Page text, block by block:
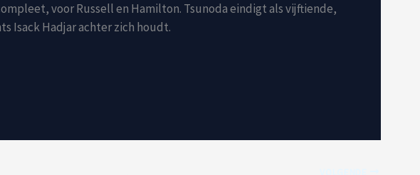
voor Russell en Hamilton. Tsunoda eindigt als vijftiende,
Isack Hadjar achter zich houdt.